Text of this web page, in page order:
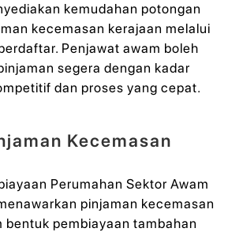
kemudahan potongan
kecemasan kerajaan melalui
Penjawat awam boleh
segera dengan kadar
dan proses yang cepat.
Kecemasan
Perumahan Sektor Awam
pinjaman kecemasan
bentuk pembiayaan tambahan